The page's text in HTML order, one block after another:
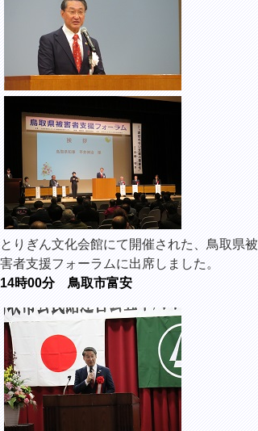
とりぎん文化会館にて開催された、鳥取県被
害者支援フォーラムに出席しました。
14時00分 鳥取市富安